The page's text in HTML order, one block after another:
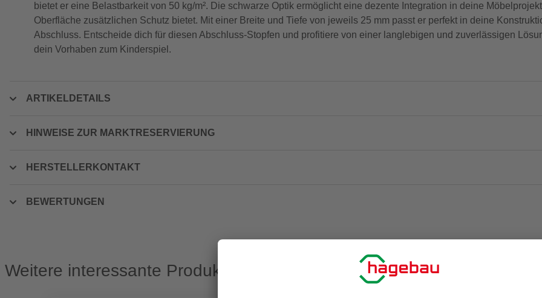
bietet er eine Belastbarkeit von 50 kg/m². Die schwarze Optik ermöglicht eine dezente Integration in deine
Oberfläche zusätzlichen Schutz bietet. Mit einer Breite und Tiefe von jeweils 25 mm passt er perfekt in deine
Abschluss. Entscheide dich für diesen Abschluss-Stopfen und profitiere von einer langlebigen und zuverlässigen
dein Vorhaben zum Kinderspiel.
ARTIKELDETAILS
HINWEISE ZUR MARKTRESERVIERUNG
HERSTELLERKONTAKT
BEWERTUNGEN
Weitere interessante Produkte